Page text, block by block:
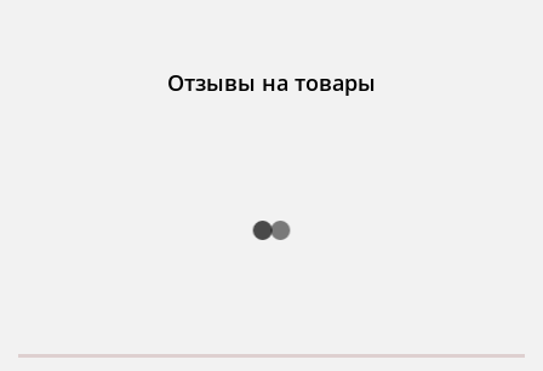
Отзывы на товары